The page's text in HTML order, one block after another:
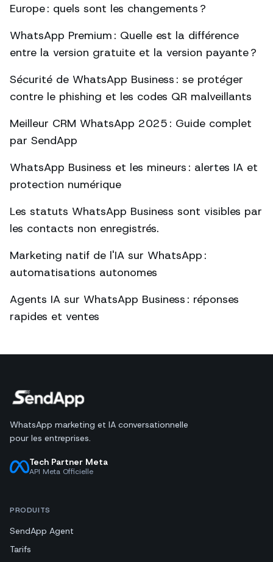
Europe : quels sont les changements ?
WhatsApp Premium : Quelle est la différence
entre la version gratuite et la version payante ?
Sécurité de WhatsApp Business : se protéger
contre le phishing et les codes QR malveillants
Meilleur CRM WhatsApp 2025 : Guide complet
par SendApp
WhatsApp Business et les mineurs : alertes IA et
protection numérique
Les statuts WhatsApp Business sont visibles par
les contacts non enregistrés.
Marketing natif de l'IA sur WhatsApp :
automatisations autonomes
Agents IA sur WhatsApp Business : réponses
rapides et ventes
WhatsApp marketing et IA conversationnelle
pour les entreprises.
Tech Partner Meta
API Meta Officielle
PRODUITS
SendApp Agent
Tarifs